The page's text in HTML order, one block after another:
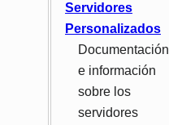
Servidores
Personalizados
Documentación
e información
sobre los
servidores